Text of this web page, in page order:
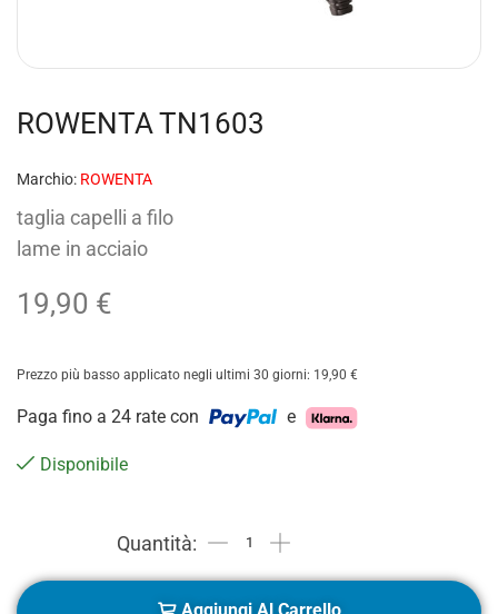
ROWENTA TN1603
Marchio: ROWENTA
taglia capelli a filo
lame in acciaio
19,90 €
Prezzo più basso applicato negli ultimi 30 giorni: 19,90 €
Paga fino a 24 rate con e
Disponibile